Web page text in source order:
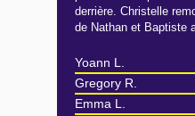
derrière. Christelle
de Nathan et Baptiste
Yoann L.
Gregory R.
Emma L.